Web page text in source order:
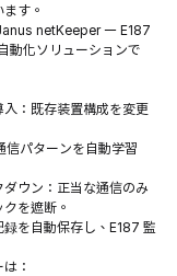
す。
netKeeper — E187
動化ソリューションで
：既存装置構成を変更
信パターンを自動学習
ウン：正当な通信のみ
を遮断。
を自動保存し、E187 監
：